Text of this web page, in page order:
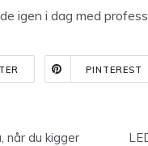
igen i dag med
PINTEREST
du kigger